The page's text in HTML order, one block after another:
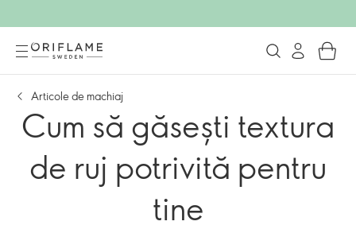
Articole de machiaj
Cum să găsești textura
de ruj potrivită pentru
tine